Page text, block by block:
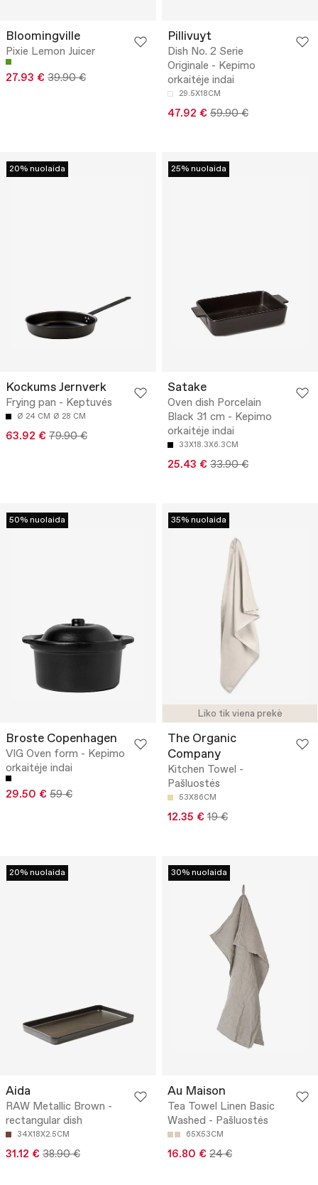
Bloomingville
Pixie Lemon Juicer
27.93 € 39.90 €
Pillivuyt
Dish No. 2 Serie
Originale - Kepimo
orkaitėje indai
29.5X18CM
47.92 € 59.90 €
20% nuolaida
Kockums Jernverk
Frying pan - Keptuvės
Ø 24 CM Ø 28 CM
63.92 € 79.90 €
25% nuolaida
Satake
Oven dish Porcelain
Black 31 cm - Kepimo
orkaitėje indai
33X18.3X6.3CM
25.43 € 33.90 €
50% nuolaida
Broste Copenhagen
VIG Oven form - Kepimo
orkaitėje indai
29.50 € 59 €
Liko tik viena prekė
35% nuolaida
The Organic
Company
Kitchen Towel -
Pašluostės
53X86CM
12.35 € 19 €
20% nuolaida
Aida
RAW Metallic Brown -
rectangular dish
34X18X2.5CM
31.12 € 38.90 €
30% nuolaida
Au Maison
Tea Towel Linen Basic
Washed - Pašluostės
65X53CM
16.80 € 24 €